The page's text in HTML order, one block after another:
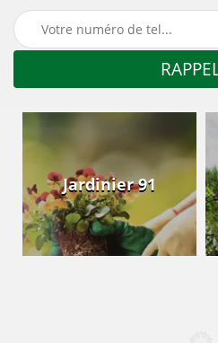
Jardinier 91